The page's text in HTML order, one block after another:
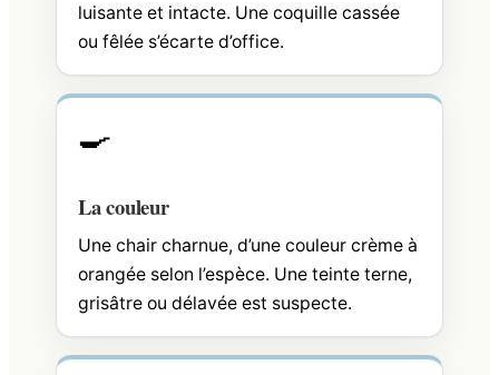
luisante et intacte. Une coquille cassée
ou fêlée s’écarte d’office.
🍳
La couleur
Une chair charnue, d’une couleur crème à
orangée selon l’espèce. Une teinte terne,
grisâtre ou délavée est suspecte.